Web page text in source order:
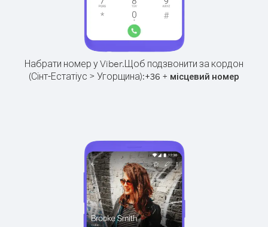
Набрати номер у Viber.Щоб подзвонити за кордон
(Сінт-Естатіус > Угорщина):+36 + місцевий номер